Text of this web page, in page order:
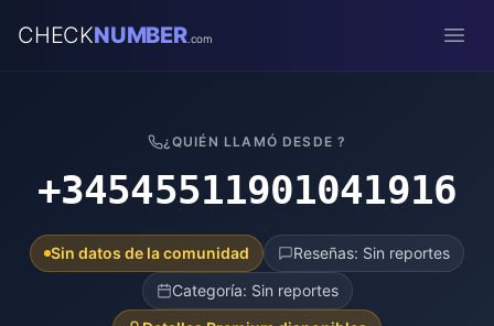
CHECKNUMBER.com
¿QUIÉN LLAMÓ DESDE ?
+34545511901041916
Sin datos de la comunidad
Reseñas: Sin reportes
Categoría: Sin reportes